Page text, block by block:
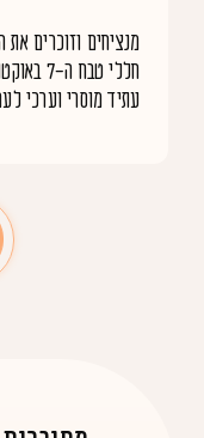
מנציחים וזוכרים
חללי
עתיד מוסרי וערכי